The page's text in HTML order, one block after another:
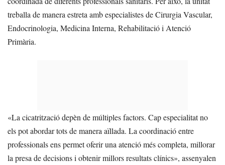
treballa de manera estreta amb especialistes de Cirurgia Vascular,
Endocrinologia, Medicina Interna, Rehabilitació i Atenció
Primària.
«La cicatrització depèn de múltiples factors. Cap especialitat no
els pot abordar tots de manera aïllada. La coordinació entre
professionals ens permet oferir una atenció més completa, millorar
la presa de decisions i obtenir millors resultats clínics», assenyalen